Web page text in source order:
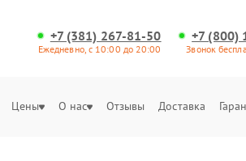
+7 (381) 267-81-50
Ежедневно, с 10:00 до 20:00
+7 (800)
Звонок
Цены О нас Отзывы Доставка